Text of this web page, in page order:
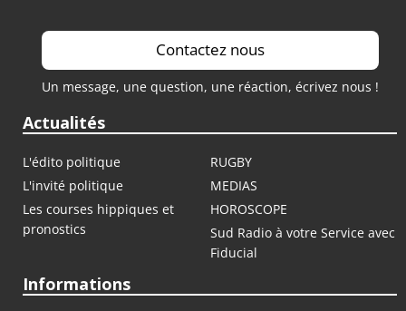
Contactez nous
Un message, une question, une réaction, écrivez nous !
Actualités
L'édito politique
RUGBY
L'invité politique
MEDIAS
Les courses hippiques et
pronostics
HOROSCOPE
Sud Radio à votre Service avec
Fiducial
Informations